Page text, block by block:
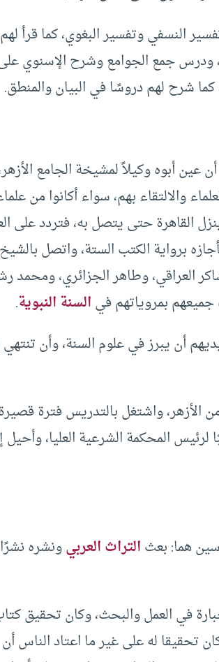
النسفي وتفسير البغوي، كما قرأ لهم
جمع الجوامع وشرح الإسنوي
كما شرح لهم دروسًا في البيان والمنطق.
إلى القاهرة سنة (1327هـ = 1909م) بعد أن عين أبوه وكيلاً لمشيخة الجامع
والالتقاء بهم، سواء أكانوا من
القاهرة حتى يتصل به، فتردد على
برواية الكتب الستة، واتصل بالشيخ
العراقي، وطاهر الجزائري، ومحمد
بمروياتهم فيالسنة النبوية.
أن يبرز في علوم السنة، وأن تنتهي
العالمية من الأزهر، واشتغل بالتدريس فترة
المحكمة الشرعية العليا، وأحيل
هما: بعثالتراث العربيونشره نشرًا
في العمل والبحث، وكان تحقيق
تحقيقا له على غير ما اعتاد الناس أن